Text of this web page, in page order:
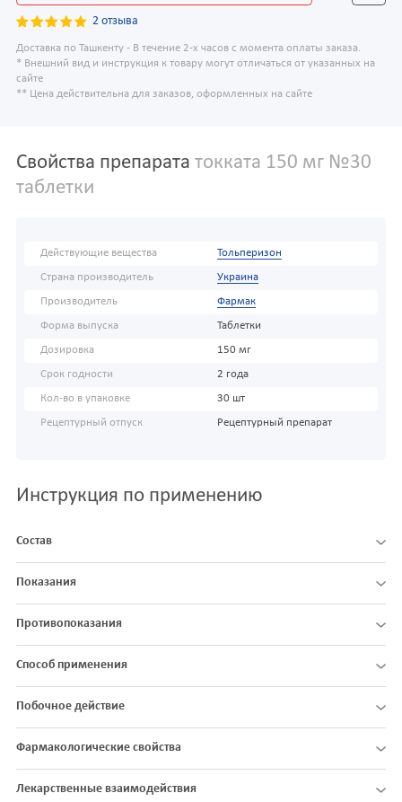
2 отзыва
Доставка по Ташкенту - В течение 2-х часов с момента оплаты заказа.
* Внешний вид и инструкция к товару могут отличаться от указанных на
сайте
** Цена действительна для заказов, оформленных на сайте
Свойства препарата токката 150 мг №30
таблетки
Действующие вещества Тольперизон
Страна производитель Украина
Производитель Фармак
Форма выпуска Таблетки
Дозировка 150 мг
Срок годности 2 года
Кол-во в упаковке 30 шт
Рецептурный отпуск Рецептурный препарат
Инструкция по применению
Состав
Показания
Противопоказания
Способ применения
Побочное действие
Фармакологические свойства
Лекарственные взаимодействия